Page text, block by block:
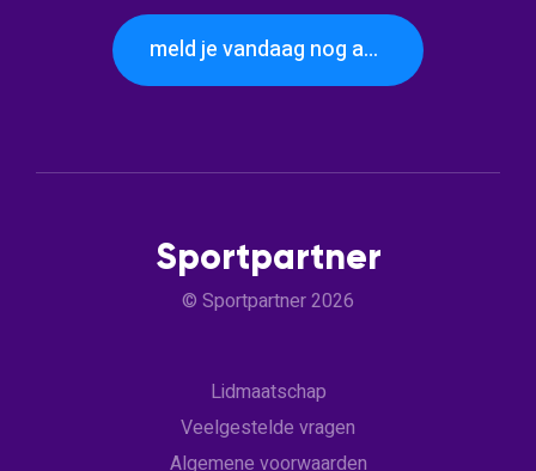
meld je vandaag nog aan
Sportpartner
© Sportpartner 2026
Lidmaatschap
Veelgestelde vragen
Algemene voorwaarden